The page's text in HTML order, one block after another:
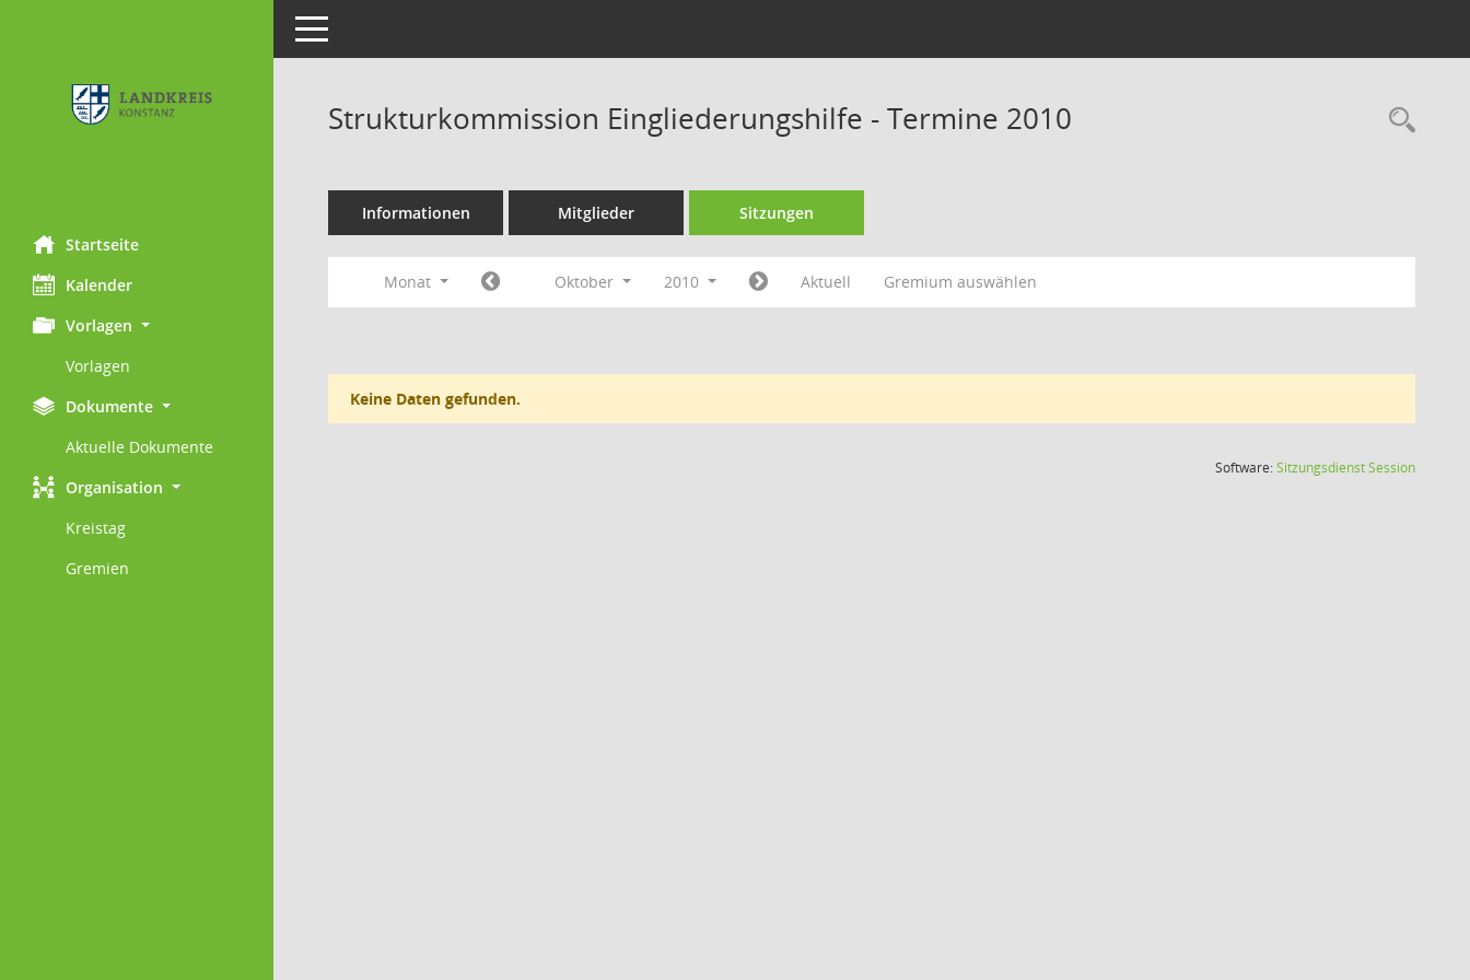
Startseite
Kalender
Vorlagen
Vorlagen
Dokumente
Aktuelle Dokumente
Organisation
Kreistag
Gremien
Toggle navigation
Strukturkommission Eingliederungshilfe - Termine 2010
Informationen Mitglieder Sitzungen
Monat Oktober 2010 Aktuell Gremium auswählen
Keine Daten gefunden.
Software:SitzungsdienstSession(Wird in